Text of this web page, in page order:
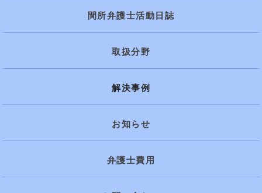
間所弁護士活動日誌
取扱分野
解決事例
お知らせ
弁護士費用